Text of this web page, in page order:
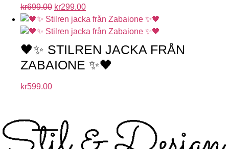
kr699.00 kr299.00
🖤✨ STILREN JACKA FRÅN
ZABAIONE ✨🖤
kr599.00